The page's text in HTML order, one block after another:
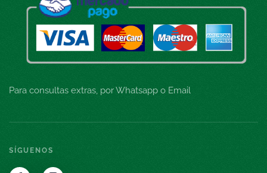
Para consultas extras, por Whatsapp o Email
SÍGUENOS